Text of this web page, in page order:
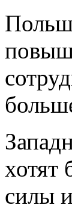
хотят
силы